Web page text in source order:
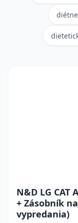
N&D LG
+ Zásobník
vypredania)